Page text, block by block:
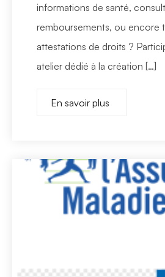
informations de santé,
remboursements, ou encore
attestations de droits ?
atelier dédié à la création […]
En savoir plus